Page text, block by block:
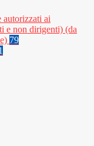
ai
e non dirigenti) (da
79